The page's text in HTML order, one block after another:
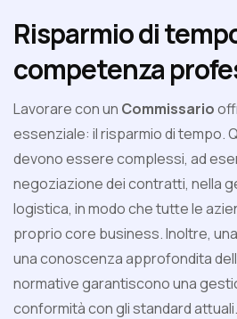
Risparmio di
competenza
Lavorare con un Commissario
essenziale: il risparmio di tempo.
devono essere complessi, ad
negoziazione dei contratti, nella
logistica, in modo che tutte le
proprio core business. Inoltre,
una conoscenza approfondita
normative garantiscono una
conformità con gli standard attuali.